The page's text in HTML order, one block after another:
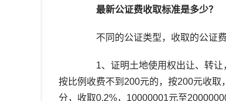
最新公证费收取标准是多少？
不同的公证类型，收取的公证费
1、证明土地使用权出让、转让
按比例收费不到200元的，按200元收
分，收取0.2%，10000001元至